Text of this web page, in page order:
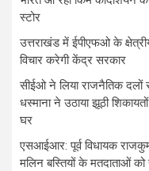
स्टोर
उत्तराखंड में ईपीएफओ के
विचार करेगी केंद्र सरकार
सीईओ ने लिया राजनैतिक
धस्माना ने उठाया झूठी
घर
एसआईआर: पूर्व विधायक
मलिन बस्तियों के मतदाताओं को